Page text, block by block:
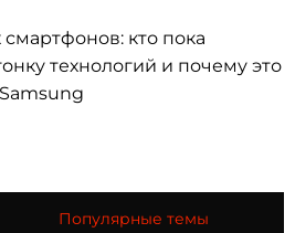
кто пока
технологий и почему это
Популярные темы